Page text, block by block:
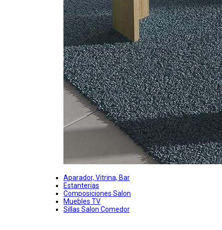
Aparador, Vitrina, Bar
Estanterias
Composiciones Salon
Muebles TV
Sillas Salon Comedor